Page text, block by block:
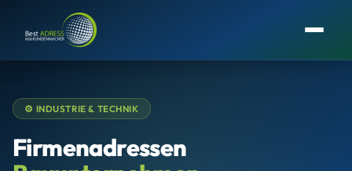
⚙️ INDUSTRIE & TECHNIK
Firmenadressen